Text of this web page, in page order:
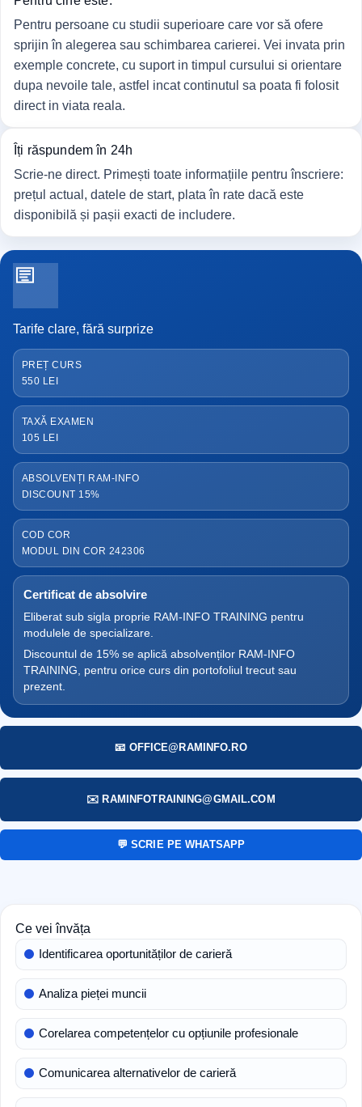
Pentru persoane cu studii superioare care vor să ofere
sprijin în alegerea sau schimbarea carierei. Vei invata prin
exemple concrete, cu suport in timpul cursului si orientare
dupa nevoile tale, astfel incat continutul sa poata fi folosit
direct in viata reala.
Îți răspundem în 24h
Scrie-ne direct. Primești toate informațiile pentru înscriere:
prețul actual, datele de start, plata în rate dacă este
disponibilă și pașii exacti de includere.
Tarife clare, fără surprize
PREȚ CURS
550 LEI
TAXĂ EXAMEN
105 LEI
ABSOLVENȚI RAM-INFO
DISCOUNT 15%
COD COR
MODUL DIN COR 242306
Certificat de absolvire
Eliberat sub sigla proprie RAM-INFO TRAINING pentru
modulele de specializare.
Discountul de 15% se aplică absolvenților RAM-INFO
TRAINING, pentru orice curs din portofoliul trecut sau
prezent.
📧 OFFICE@RAMINFO.RO
✉️ RAMINFOTRAINING@GMAIL.COM
💬 SCRIE PE WHATSAPP
Ce vei învăța
Identificarea oportunităților de carieră
Analiza pieței muncii
Corelarea competențelor cu opțiunile profesionale
Comunicarea alternativelor de carieră